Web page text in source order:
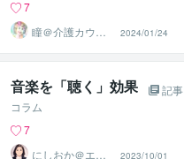
7
瞳＠介護カウン
セリング
2024/01/24
音楽を「聴く」効果
記事
コラム
7
にしおか＠エン
2023/10/01